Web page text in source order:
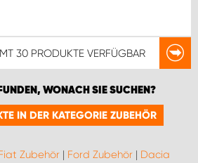
30 PRODUKTE VERFÜGBAR
WONACH SIE SUCHEN?
IN DER KATEGORIE ZUBEHÖR
Zubehör | Ford Zubehör | Dacia